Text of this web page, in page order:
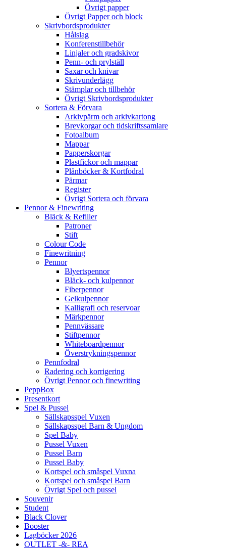
Övrigt papper
Övrigt Papper och block
Skrivbordsprodukter
Hålslag
Konferenstillbehör
Linjaler och gradskivor
Penn- och prylställ
Saxar och knivar
Skrivunderlägg
Stämplar och tillbehör
Övrigt Skrivbordsprodukter
Sortera & Förvara
Arkivpärm och arkivkartong
Brevkorgar och tidskriftssamlare
Fotoalbum
Mappar
Papperskorgar
Plastfickor och mappar
Plånböcker & Kortfodral
Pärmar
Register
Övrigt Sortera och förvara
Pennor & Finewriting
Bläck & Refiller
Patroner
Stift
Colour Code
Finewritning
Pennor
Blyertspennor
Bläck- och kulpennor
Fiberpennor
Gelkulpennor
Kalligrafi och reservoar
Märkpennor
Pennvässare
Stiftpennor
Whiteboardpennor
Överstrykningspennor
Pennfodral
Radering och korrigering
Övrigt Pennor och finewriting
PeppBox
Presentkort
Spel & Pussel
Sällskapsspel Vuxen
Sällskapsspel Barn & Ungdom
Spel Baby
Pussel Vuxen
Pussel Barn
Pussel Baby
Kortspel och småspel Vuxna
Kortspel och småspel Barn
Övrigt Spel och pussel
Souvenir
Student
Black Clover
Booster
Lagböcker 2026
OUTLET -&- REA